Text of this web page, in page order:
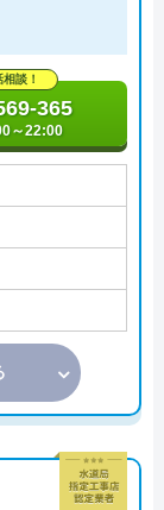
談！
365
～22:00